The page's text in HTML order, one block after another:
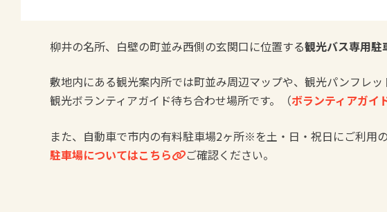
柳井の名所、白壁の町並み西側の玄関口に位置する観光バス専用駐
敷地内にある観光案内所では町並み周辺マップや、観光パンフレッ
観光ボランティアガイド待ち合わせ場所です。（ボランティアガイ
また、自動車で市内の有料駐車場2ヶ所※を土・日・祝日にご利用
駐車場についてはこちら
ご確認ください。